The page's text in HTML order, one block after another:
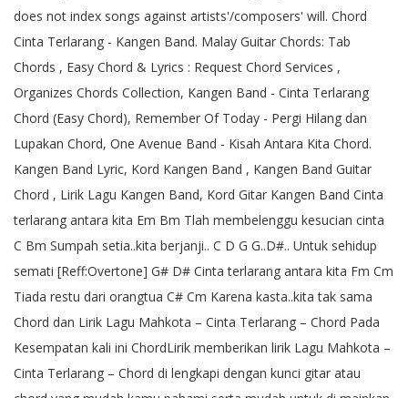
does not index songs against artists'/composers' will. Chord
Cinta Terlarang - Kangen Band. Malay Guitar Chords: Tab
Chords , Easy Chord & Lyrics : Request Chord Services ,
Organizes Chords Collection, Kangen Band - Cinta Terlarang
Chord (Easy Chord), Remember Of Today - Pergi Hilang dan
Lupakan Chord, One Avenue Band - Kisah Antara Kita Chord.
Kangen Band Lyric, Kord Kangen Band , Kangen Band Guitar
Chord , Lirik Lagu Kangen Band, Kord Gitar Kangen Band Cinta
terlarang antara kita Em Bm Tlah membelenggu kesucian cinta
C Bm Sumpah setia..kita berjanji.. C D G G..D#.. Untuk sehidup
semati [Reff:Overtone] G# D# Cinta terlarang antara kita Fm Cm
Tiada restu dari orangtua C# Cm Karena kasta..kita tak sama
Chord dan Lirik Lagu Mahkota – Cinta Terlarang – Chord Pada
Kesempatan kali ini ChordLirik memberikan lirik Lagu Mahkota –
Cinta Terlarang – Chord di lengkapi dengan kunci gitar atau